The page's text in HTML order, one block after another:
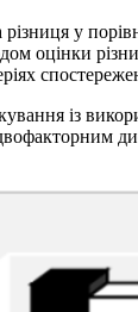
у
оцінки
із